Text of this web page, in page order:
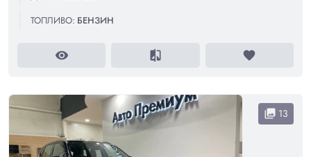
ТОПЛИВО: БЕНЗИН
visibility compare favorite
collections 13